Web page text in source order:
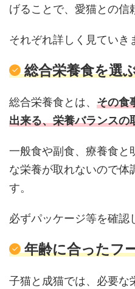
げることで、愛猫との信
それぞれ詳しく見ていき
総合栄養食を選
総合栄養食とは、 その食
出来る、栄養バランスの
一般食や副食、療養食と
な栄養が取れないので体
す。
必ずパッケージ等を確認
年齢に合ったフ
子猫と成猫では、必要な